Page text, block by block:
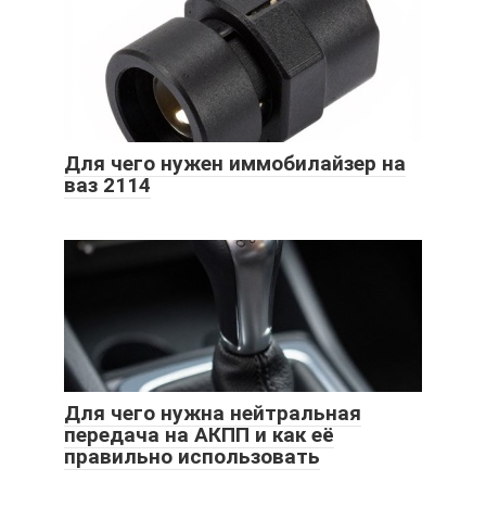
Для чего нужен иммобилайзер на
ваз 2114
Для чего нужна нейтральная
передача на АКПП и как её
правильно использовать